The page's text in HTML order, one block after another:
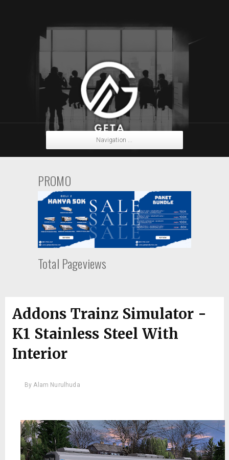
Navigation ...
PROMO
Total Pageviews
Addons Trainz Simulator -
K1 Stainless Steel With
Interior
By Alam Nurulhuda